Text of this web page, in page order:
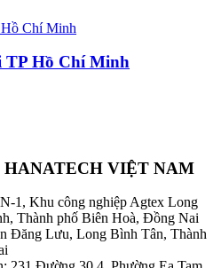
TP Hồ Chí Minh
HANATECH VIỆT NAM
1, Khu công nghiệp Agtex Long
Thành phố Biên Hoà, Đồng Nai
Đăng Lưu, Long Bình Tân, Thành